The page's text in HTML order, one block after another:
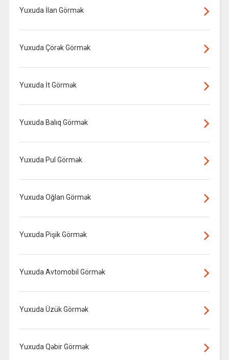
Yuxuda İlan Görmək
Yuxuda Çörək Görmək
Yuxuda İt Görmək
Yuxuda Balıq Görmək
Yuxuda Pul Görmək
Yuxuda Oğlan Görmək
Yuxuda Pişik Görmək
Yuxuda Avtomobil Görmək
Yuxuda Üzük Görmək
Yuxuda Qəbir Görmək